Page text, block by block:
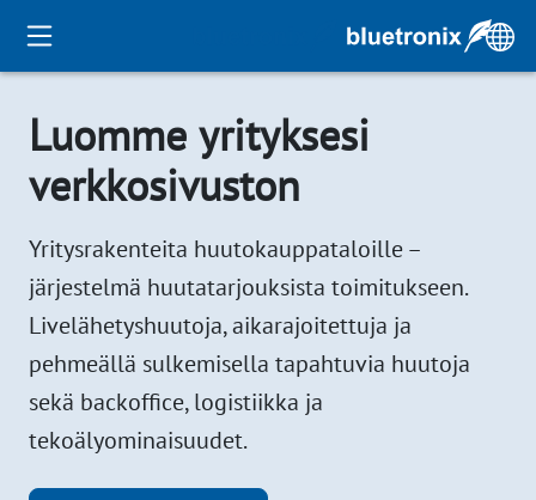
Luomme yrityksesi
verkkosivuston
Yritysrakenteita huutokauppataloille –
järjestelmä huutatarjouksista toimitukseen.
Livelähetyshuutoja, aikarajoitettuja ja
pehmeällä sulkemisella tapahtuvia huutoja
sekä backoffice, logistiikka ja
tekoälyominaisuudet.